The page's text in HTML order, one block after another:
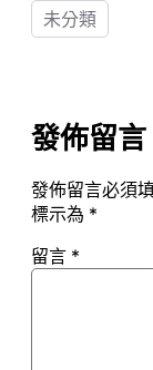
未分類
發佈留言
發佈留言必須
標示為 *
留言 *